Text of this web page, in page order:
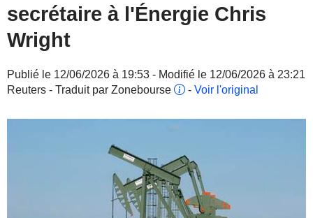
secrétaire à l'Énergie Chris
Wright
Publié le 12/06/2026 à 19:53 - Modifié le 12/06/2026 à 23:21
Reuters - Traduit par Zonebourse
- Voir l'original